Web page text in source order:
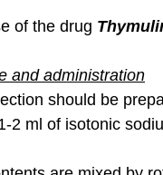
of the drug
and administration
should be
2 ml of isotonic